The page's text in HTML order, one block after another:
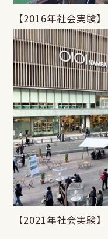
【2016年社会実験】
【2021年社会実験】